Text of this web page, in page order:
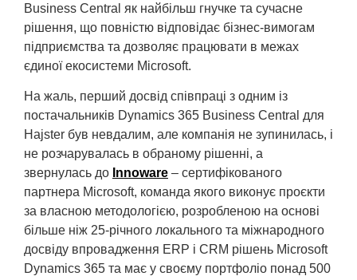
Business Central як найбільш гнучке та сучасне
рішення, що повністю відповідає бізнес-вимогам
підприємства та дозволяє працювати в межах
єдиної екосистеми Microsoft.
На жаль, перший досвід співпраці з одним із
постачальників Dynamics 365 Business Central для
Hajster був невдалим, але компанія не зупинилась, і
не розчарувалась в обраному рішенні, а
звернулась до Innoware – сертифікованого
партнера Microsoft, команда якого виконує проєкти
за власною методологією, розробленою на основі
більше ніж 25-річного локального та міжнародного
досвіду впровадження ERP і СRM рішень Microsoft
Dynamісs 365 та має у своєму портфоліо понад 500